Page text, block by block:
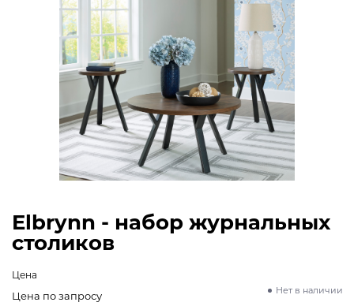
Elbrynn - набор журнальных
столиков
Цена
Нет в наличии
Цена по запросу